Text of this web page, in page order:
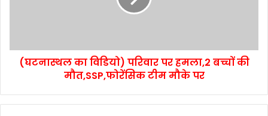
(घटनास्थल का विडियो) परिवार पर हमला,2 बच्चों की
मौत,SSP,फोरेंसिक टीम मौके पर